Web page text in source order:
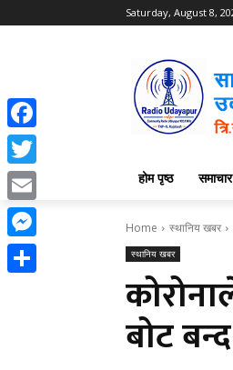
Saturday, August 8,
होम पृष्ठ समाचार
Home स्थानिय खबर
स्थानिय खबर
बोट बन्द
Facebook
Twitter
Email
Messenger